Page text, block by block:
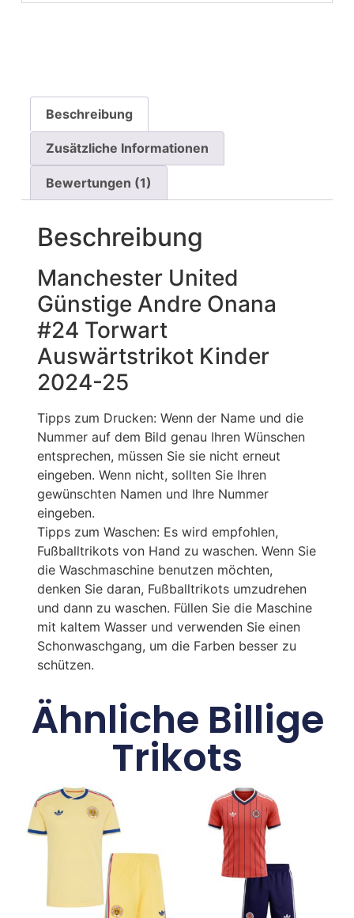
Beschreibung
Zusätzliche Informationen
Bewertungen (1)
Beschreibung
Manchester United
Günstige Andre Onana
#24 Torwart
Auswärtstrikot Kinder
2024-25
Tipps zum Drucken: Wenn der Name und die
Nummer auf dem Bild genau Ihren Wünschen
entsprechen, müssen Sie sie nicht erneut
eingeben. Wenn nicht, sollten Sie Ihren
gewünschten Namen und Ihre Nummer
eingeben.
Tipps zum Waschen: Es wird empfohlen,
Fußballtrikots von Hand zu waschen. Wenn Sie
die Waschmaschine benutzen möchten,
denken Sie daran, Fußballtrikots umzudrehen
und dann zu waschen. Füllen Sie die Maschine
mit kaltem Wasser und verwenden Sie einen
Schonwaschgang, um die Farben besser zu
schützen.
Ähnliche Billige
Trikots